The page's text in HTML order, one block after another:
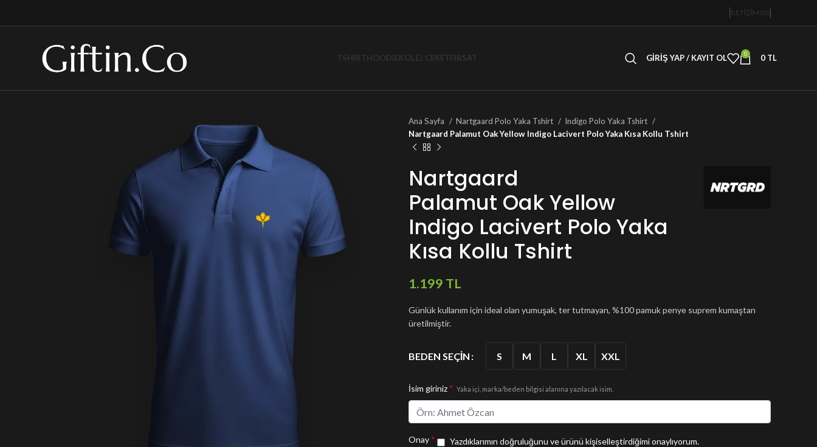
İLETİŞİMSSS
TSHIRTHOODIEKOLEJ CEKETFIRSAT GIRIŞ YAP / KAYIT OL 0 0 TL
Ana Sayfa Nartgaard Polo Yaka Tshirt
Indigo Polo Yaka Tshirt
Nartgaard Palamut Oak Yellow Indigo Lacivert Polo Yaka Kısa Kollu Tshirt
Nartgaard
Palamut Oak Yellow
Indigo Lacivert Polo Yaka
Kısa Kollu Tshirt
TL
Günlük kullanım için ideal olan yumuşak, ter tutmayan, %100 pamuk penye suprem kumaştan
üretilmiştir.
BEDEN SEÇIN S M L XL XXL
İsim giriniz * Yaka içi, marka/beden bilgisi alanına yazılacak isim.
Onay * Yazdıklarımın doğruluğunu ve ürünü kişiselleştirdiğimi onaylıyorum.